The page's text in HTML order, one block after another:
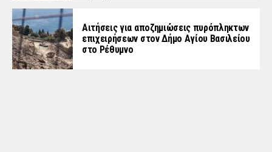
Αιτήσεις για αποζημιώσεις πυρόπληκτων
επιχειρήσεων στον Δήμο Αγίου Βασιλείου
στο Ρέθυμνο